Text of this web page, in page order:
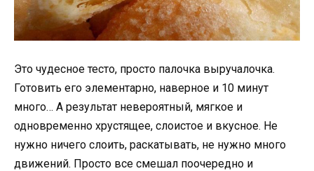
Это чудесное тесто, просто палочка выручалочка.
Готовить его элементарно, наверное и 10 минут
много… А результат невероятный, мягкое и
одновременно хрустящее, слоистое и вкусное. Не
нужно ничего слоить, раскатывать, не нужно много
движений. Просто все смешал поочередно и